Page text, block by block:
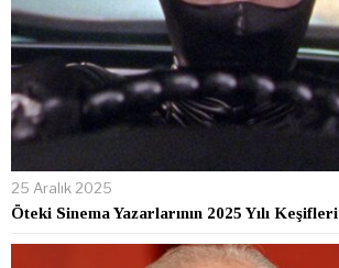
25 Aralık 2025
Öteki Sinema Yazarlarının 2025 Yılı Keşifleri